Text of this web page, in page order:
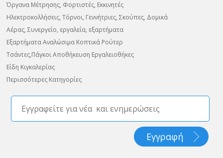
Όργανα Μέτρησης, Φορτιστές, Εκκινητές
Ηλεκτροκολλήσεις, Τόρνοι, Γεννήτριες, Σκούπες, Δομικά
Αέρας, Συνεργείο, εργαλεία, εξαρτήματα
Εξαρτήματα Αναλώσιμα Κοπτικά Ρούτερ
Τσάντες,Πάγκοι Αποθήκευση Εργαλειοθήκες
Είδη Κιγκαλερίας
Περισσότερες Κατηγορίες